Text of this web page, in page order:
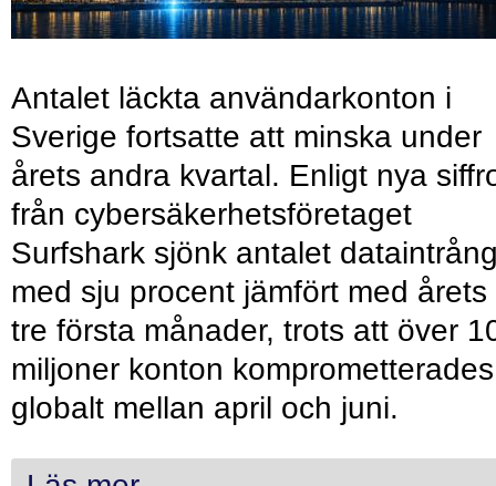
Antalet läckta användarkonton i
Sverige fortsatte att minska under
årets andra kvartal. Enligt nya
från cybersäkerhetsföretaget
Surfshark sjönk antalet
med sju procent jämfört med årets
tre första månader, trots att över
miljoner konton komprometterades
globalt mellan april och juni.